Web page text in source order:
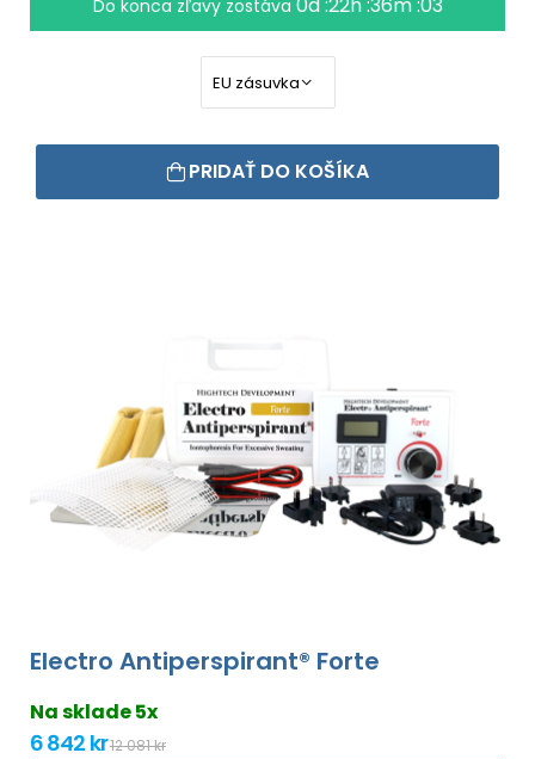
Do konca zľavy zostáva 0d :22h :36m :02
PRIDAŤ DO KOŠÍKA
Electro Antiperspirant® Forte
Na sklade 5x
6 842 kr12 081 kr